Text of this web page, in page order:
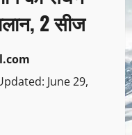
2 सीज
June 29,